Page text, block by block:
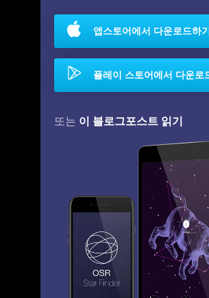
앱스토어에서 다운로드하
플레이 스토어에서 다운로
또는 이 블로그포스트 읽기